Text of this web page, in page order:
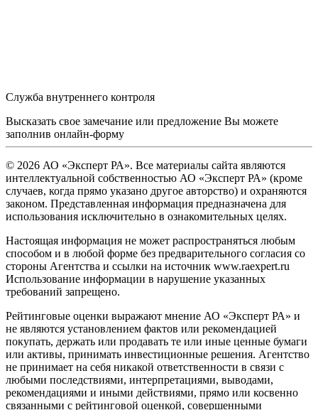
Служба внутреннего контроля
Высказать свое замечание или предложение Вы можете
заполнив онлайн-форму
© 2026 АО «Эксперт РА». Все материалы сайта являются
интеллектуальной собственностью АО «Эксперт РА» (кроме
случаев, когда прямо указано другое авторство) и охраняются
законом. Представленная информация предназначена для
использования исключительно в ознакомительных целях.
Настоящая информация не может распространяться любым
способом и в любой форме без предварительного согласия со
стороны Агентства и ссылки на источник www.raexpert.ru
Использование информации в нарушение указанных
требований запрещено.
Рейтинговые оценки выражают мнение АО «Эксперт РА» и
не являются установлением фактов или рекомендацией
покупать, держать или продавать те или иные ценные бумаги
или активы, принимать инвестиционные решения. Агентство
не принимает на себя никакой ответственности в связи с
любыми последствиями, интерпретациями, выводами,
рекомендациями и иными действиями, прямо или косвенно
связанными с рейтинговой оценкой, совершенными